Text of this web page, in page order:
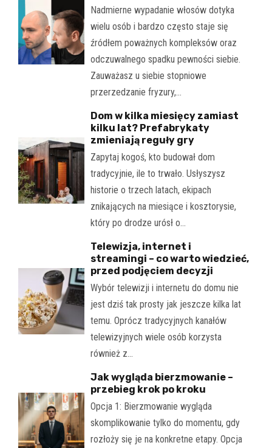
Nadmierne wypadanie włosów dotyka
wielu osób i bardzo często staje się
źródłem poważnych kompleksów oraz
odczuwalnego spadku pewności siebie.
Zauważasz u siebie stopniowe
przerzedzanie fryzury,…
Dom w kilka miesięcy zamiast
kilku lat? Prefabrykaty
zmieniają reguły gry
Zapytaj kogoś, kto budował dom
tradycyjnie, ile to trwało. Usłyszysz
historie o trzech latach, ekipach
znikających na miesiące i kosztorysie,
który po drodze urósł o…
Telewizja, internet i
streamingi – co warto wiedzieć,
przed podjęciem decyzji
Wybór telewizji i internetu do domu nie
jest dziś tak prosty jak jeszcze kilka lat
temu. Oprócz tradycyjnych kanałów
telewizyjnych wiele osób korzysta
również z…
Jak wygląda bierzmowanie –
przebieg krok po kroku
Opcja 1: Bierzmowanie wygląda
skomplikowanie tylko do momentu, gdy
rozłoży się je na konkretne etapy. Opcja